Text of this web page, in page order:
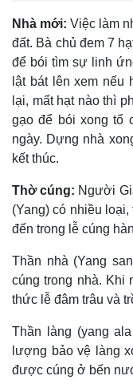
Nhà mới: Việc làm
đất. Bà chủ đem 7
để bói tìm sự linh
lật bát lên xem nếu
lại, mất hạt nào thì
gạo để bói xong tổ
ngày. Dựng nhà
kết thúc.
Thờ cúng: Người
(Yang) có nhiều
đến trong lễ cúng
Thần nhà (Yang
cúng trong nhà. Khi
thức lễ đâm trâu và
Thần làng (yang
lượng bảo vệ làng
được cúng ở bến